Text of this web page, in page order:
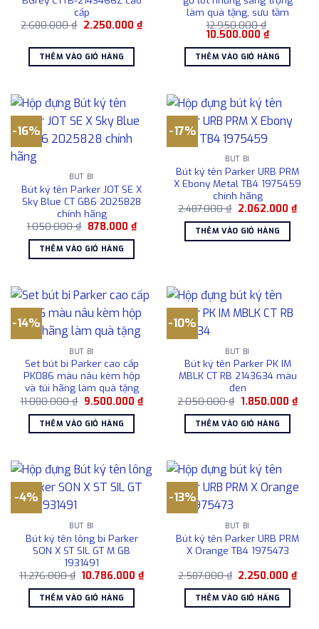
cấp
2.680.000₫ Giá
2.680.000 ₫.
2.250.000 ₫Giá
hiện
2.250.000 ₫.
THÊM VÀO GIỎ HÀNG
làm quà tặng, sưu tầm
12.950.000₫
Giá
là:
12.950.000 ₫.
10.500.000 ₫Giá
hiện
tại
là:
THÊM VÀO GIỎ HÀNG
-16%
BÚT BI
Bút ký tên Parker JOT SE X
Sky Blue CT GB6 2025828
chính hãng
1.050.000₫ Giá
là:
1.050.000 ₫.
878.000 ₫Giá
THÊM VÀO GIỎ HÀNG
-17%
BÚT BI
Bút ký tên Parker URB PRM
X Ebony Metal TB4 1975459
chính hãng
2.487.000₫ Giá
là:
2.487.000 ₫.
2.062.000 ₫Giá
THÊM VÀO GIỎ HÀNG
-14%
BÚT BI
Set bút bi Parker cao cấp
PK086 màu nâu kèm hộp
và túi hãng làm quà tặng
11.080.000₫ Giá
là:
11.080.000 ₫.
9.500.000 ₫Giá
hiện
9.500.000 ₫.
THÊM VÀO GIỎ HÀNG
-10%
BÚT BI
Bút ký tên Parker PK IM
MBLK CT RB 2143634 màu
đen
2.050.000₫ Giá
là:
2.050.000 ₫.
1.850.000 ₫Giá
hiện
THÊM VÀO GIỎ HÀNG
-4%
BÚT BI
Bút ký tên lông bi Parker
SON X ST SIL GT M GB
1931491
11.276.000₫ Giá
là:
11.276.000 ₫.
10.786.000₫Giá
hiện
10.786.000 ₫.
THÊM VÀO GIỎ HÀNG
-13%
BÚT BI
Bút ký tên Parker URB PRM
X Orange TB4 1975473
2.587.000₫ Giá
là:
2.587.000 ₫.
2.250.000₫Giá
hiện
THÊM VÀO GIỎ HÀNG